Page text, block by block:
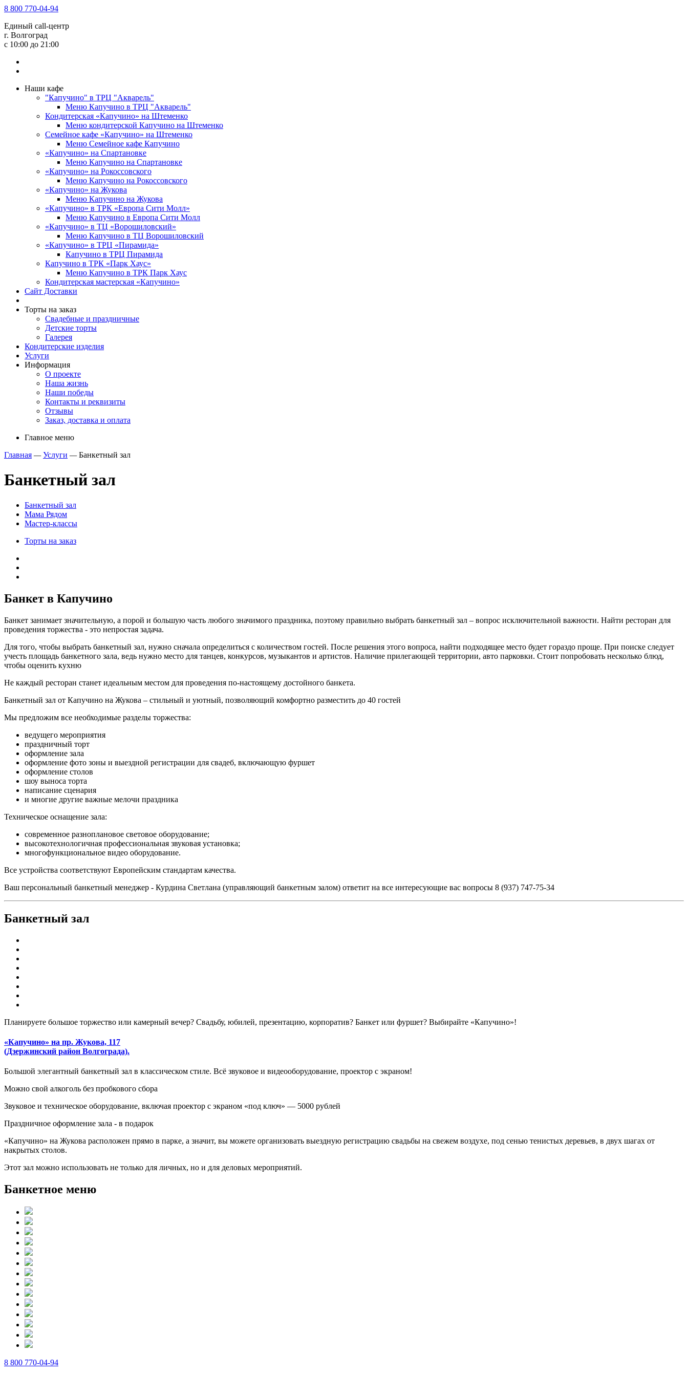
8 800 770-04-94
Единый call-центр
г. Волгоград
c 10:00 до 21:00
Наши кафе
"Капучино" в ТРЦ "Акварель"
Меню Капучино в ТРЦ "Акварель"
Кондитерская «Капучино» на Штеменко
Меню кондитерской Капучино на Штеменко
Семейное кафе «Капучино» на Штеменко
Меню Семейное кафе Капучино
«Капучино» на Спартановке
Меню Капучино на Спартановке
«Капучино» на Рокоссовского
Меню Капучино на Рокоссовского
«Капучино» на Жукова
Меню Капучино на Жукова
«Капучино» в ТРК «Европа Cити Молл»
Меню Капучино в Европа Сити Молл
«Капучино» в ТЦ «Ворошиловский»
Меню Капучино в ТЦ Ворошиловский
«Капучино» в ТРЦ «Пирамида»
Капучино в ТРЦ Пирамида
Капучино в ТРК «Парк Хаус»
Меню Капучино в ТРК Парк Хаус
Кондитерская мастерская «Капучино»
Сайт Доставки
Торты на заказ
Свадебные и праздничные
Детские торты
Галерея
Кондитерские изделия
Услуги
Информация
О проекте
Наша жизнь
Наши победы
Контакты и реквизиты
Отзывы
Заказ, доставка и оплата
Главное меню
Главная — Услуги — Банкетный зал
Банкетный зал
Банкетный зал
Мама Рядом
Мастер-классы
Торты на заказ
Банкет в Капучино
Банкет занимает значительную, а порой и большую часть любого значимого праздника, поэтому правильно выбрать банкетный зал – вопрос исключительной важности. Найти ресторан для
проведения торжества - это непростая задача.
Для того, чтобы выбрать банкетный зал, нужно сначала определиться с количеством гостей. После решения этого вопроса, найти подходящее место будет гораздо проще. При поиске следует
учесть площадь банкетного зала, ведь нужно место для танцев, конкурсов, музыкантов и артистов. Наличие прилегающей территории, авто парковки. Стоит попробовать несколько блюд,
чтобы оценить кухню
Не каждый ресторан станет идеальным местом для проведения по-настоящему достойного банкета.
Банкетный зал от Капучино на Жукова – стильный и уютный, позволяющий комфортно разместить до 40 гостей
Мы предложим все необходимые разделы торжества:
ведущего мероприятия
праздничный торт
оформление зала
оформление фото зоны и выездной регистрации для свадеб, включающую фуршет
оформление столов
шоу выноса торта
написание сценария
и многие другие важные мелочи праздника
Техническое оснащение зала:
современное разноплановое световое оборудование;
высокотехнологичная профессиональная звуковая установка;
многофункциональное видео оборудование.
Все устройства соответствуют Европейским стандартам качества.
Ваш персональный банкетный менеджер - Курдина Светлана (управляющий банкетным залом) ответит на все интересующие вас вопросы 8 (937) 747-75-34
Банкетный зал
Планируете большое торжество или камерный вечер? Свадьбу, юбилей, презентацию, корпоратив? Банкет или фуршет? Выбирайте «Капучино»!
«Капучино» на пр. Жукова, 117
(Дзержинский район Волгограда).
Большой элегантный банкетный зал в классическом стиле. Всё звуковое и видеооборудование, проектор с экраном!
Можно свой алкоголь без пробкового сбора
Звуковое и техническое оборудование, включая проектор с экраном «под ключ» — 5000 рублей
Праздничное оформление зала - в подарок
«Капучино» на Жукова расположен прямо в парке, а значит, вы можете организовать выездную регистрацию свадьбы на свежем воздухе, под сенью тенистых деревьев, в двух шагах от
накрытых столов.
Этот зал можно использовать не только для личных, но и для деловых мероприятий.
Банкетное меню
8 800 770-04-94